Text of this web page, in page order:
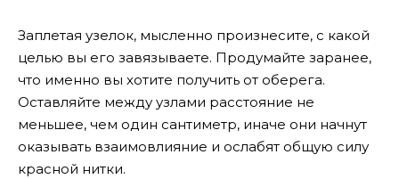
Заплетая узелок, мысленно произнесите, с какой
целью вы его завязываете. Продумайте заранее,
что именно вы хотите получить от оберега.
Оставляйте между узлами расстояние не
меньшее, чем один сантиметр, иначе они начнут
оказывать взаимовлияние и ослабят общую силу
красной нитки.